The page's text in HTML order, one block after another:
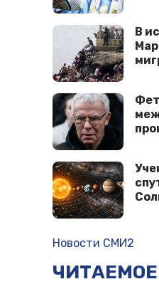
В
Новости СМИ2
ЧИТАЕМОЕ